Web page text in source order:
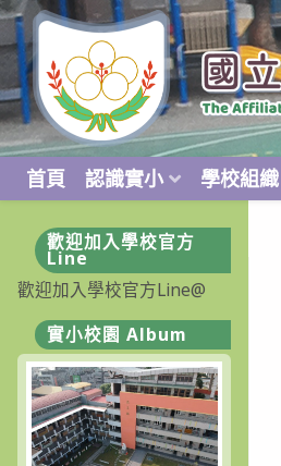
跳
轉
主
要
容
首頁 認識實小 學校組織
歡迎加入學校官方
Line
歡迎加入學校官方Line@
實小校園 Album